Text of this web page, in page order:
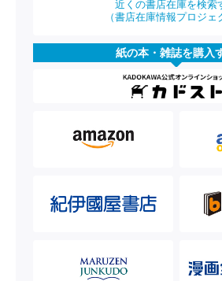
近くの書店在庫を検索
（書店在庫情報プロジェ
紙の本・雑誌を購入